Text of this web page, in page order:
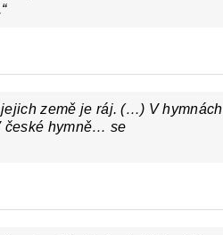
země je ráj. (…) V hymnách
české hymně… se